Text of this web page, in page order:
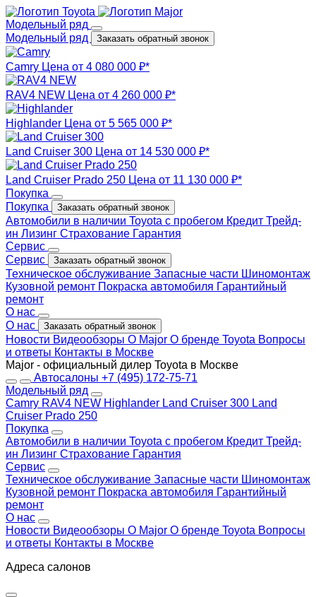
Модельный ряд
Модельный ряд
Заказать обратный звонок
Camry Цена от 4 080 000 ₽*
RAV4 NEW Цена от 4 260 000 ₽*
Highlander Цена от 5 565 000 ₽*
Land Cruiser 300 Цена от 14 530 000 ₽*
Land Cruiser Prado 250 Цена от 11 130 000 ₽*
Покупка
Покупка
Заказать обратный звонок
Автомобили в наличии Toyota с пробегом Кредит Трейд-
ин Лизинг Страхование Гарантия
Сервис
Сервис
Заказать обратный звонок
Техническое обслуживание Запасные части Шиномонтаж
Кузовной ремонт Покраска автомобиля Гарантийный
ремонт
О нас
О нас
Заказать обратный звонок
Новости Видеообзоры О Major О бренде Toyota Вопросы
и ответы Контакты в Москве
Major - официальный дилер Toyota в Москве
Автосалоны +7 (495) 172-75-71
Модельный ряд
Camry RAV4 NEW Highlander Land Cruiser 300 Land
Cruiser Prado 250
Покупка
Автомобили в наличии Toyota с пробегом Кредит Трейд-
ин Лизинг Страхование Гарантия
Сервис
Техническое обслуживание Запасные части Шиномонтаж
Кузовной ремонт Покраска автомобиля Гарантийный
ремонт
О нас
Новости Видеообзоры О Major О бренде Toyota Вопросы
и ответы Контакты в Москве
Адреса салонов